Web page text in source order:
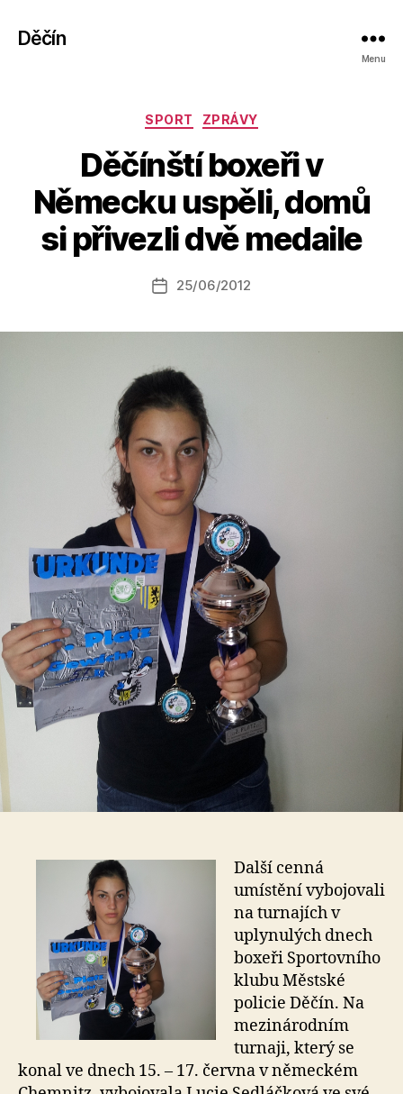
Děčín
Menu
Rubriky
SPORT ZPRÁVY
Děčínští boxeři v
Německu uspěli, domů
si přivezli dvě medaile
Autor
příspěvku
A
u
t
o
a
Datum
25/06/2012
Další cenná
umístění vybojovali
na turnajích v
uplynulých dnech
boxeři Sportovního
klubu Městské
policie Děčín. Na
mezinárodním
turnaji, který se
konal ve dnech 15. – 17. června v německém